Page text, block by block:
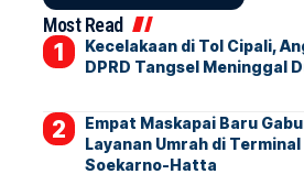
Most Read
Kecelakaan di Tol Cipali,
DPRD Tangsel Meninggal
Empat Maskapai Baru
Layanan Umrah di Terminal
Soekarno-Hatta